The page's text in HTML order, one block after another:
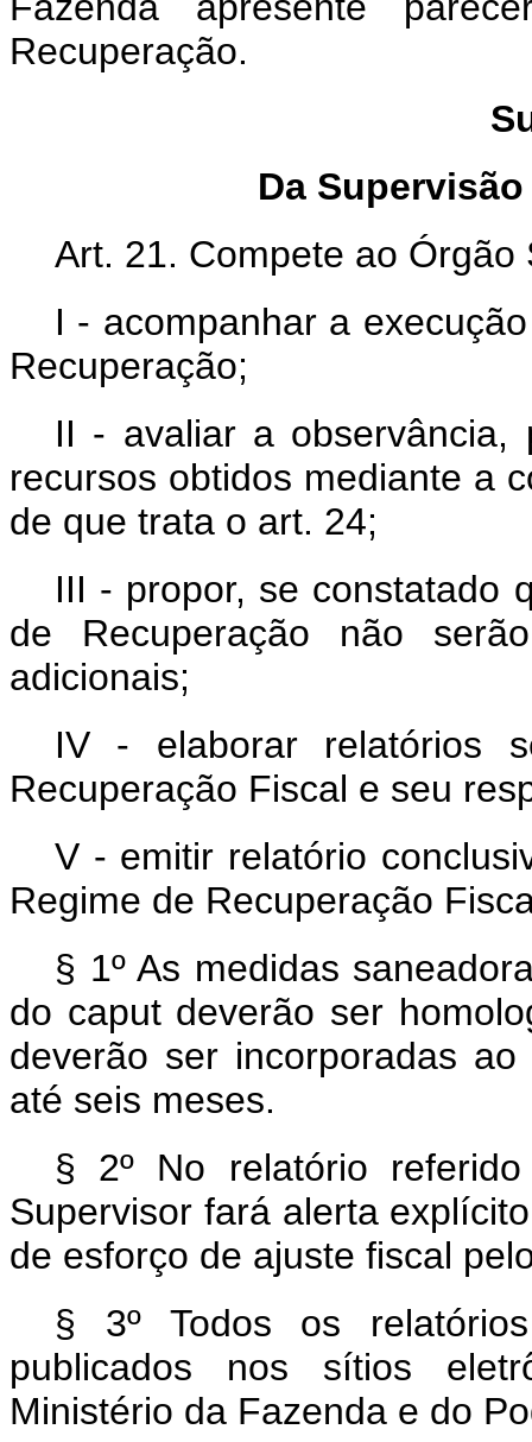
Recuperação.
Da
Art. 21. Compete ao
I - acompanhar a
Recuperação;
II - avaliar a observância,
recursos obtidos mediante a
de que trata o art. 24;
III - propor, se constatado
de Recuperação não
adicionais;
IV - elaborar relatórios
Recuperação Fiscal e seu
V - emitir relatório
Regime de Recuperação
§ 1º As medidas
do caput deverão ser
deverão ser incorporadas
até seis meses.
§ 2º No relatório
Supervisor fará alerta
de esforço de ajuste fiscal
§ 3º Todos os
publicados nos sítios
Ministério da Fazenda e do